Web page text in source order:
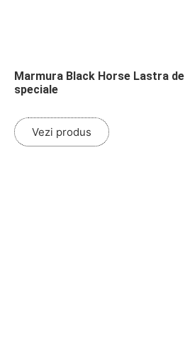
Marmura Black Horse Lastra
speciale
Vezi produs